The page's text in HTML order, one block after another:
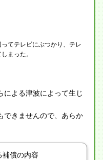
てテレビにぶつかり、テレ
まった。
による津波によって生じ
できませんので、あらか
補償の内容